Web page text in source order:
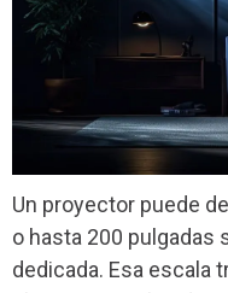
Un proyector puede
o hasta 200 pulgadas
dedicada. Esa escala